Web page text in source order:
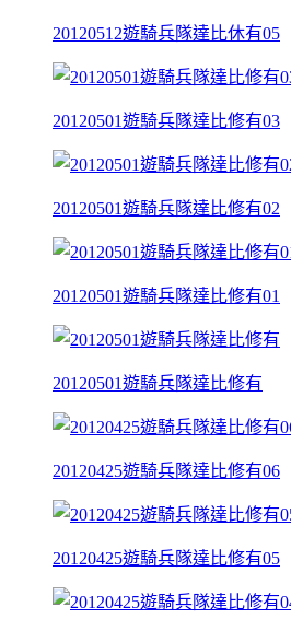
20120512遊騎兵隊達比休有05
20120501遊騎兵隊達比修有03
20120501遊騎兵隊達比修有02
20120501遊騎兵隊達比修有01
20120501遊騎兵隊達比修有
20120425遊騎兵隊達比修有06
20120425遊騎兵隊達比修有05